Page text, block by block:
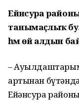
Ейәнсура
танымаҫлыҡ
һәм өй алдын
–
артынан
Ейәнсура